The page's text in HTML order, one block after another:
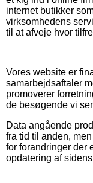
internet butikker
virksomhedens
til at afveje hvor
Vores website er
samarbejdsaftaler
promoverer
de besøgende vi
Data angående
fra tid til anden,
for forandringer der
opdatering af